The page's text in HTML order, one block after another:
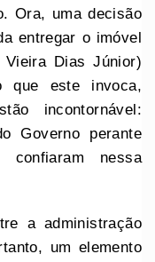
Ora, uma decisão
entregar o imóvel
Dias Júnior)
que este invoca,
incontornável:
Governo perante
confiaram nessa
a administração
um elemento